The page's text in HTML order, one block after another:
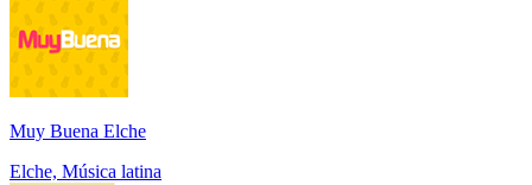
Muy Buena Elche
Elche, Música latina